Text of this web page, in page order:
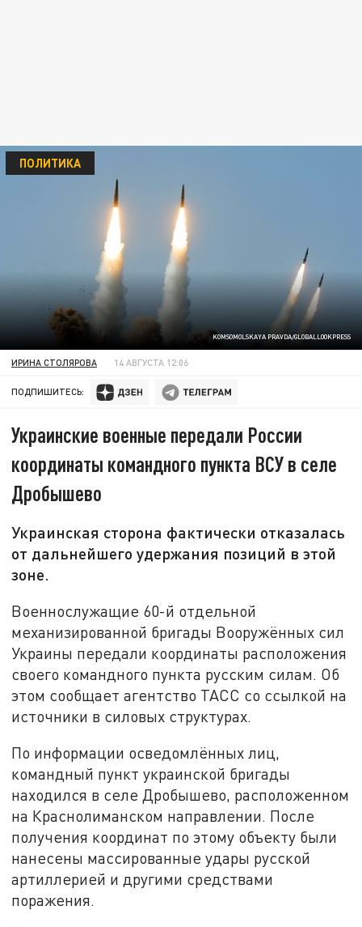
KOMSOMOLSKAYA PRAVDA/GLOBALLOOKPRESS
ПОЛИТИКА
ИРИНА СТОЛЯРОВА 14 АВГУСТА 12:06
ПОДПИШИТЕСЬ:
Украинские военные передали России
координаты командного пункта ВСУ в селе
Дробышево
Украинская сторона фактически отказалась
от дальнейшего удержания позиций в этой
зоне.
Военнослужащие 60-й отдельной
механизированной бригады Вооружённых сил
Украины передали координаты расположения
своего командного пункта русским силам. Об
этом сообщает агентство ТАСС со ссылкой на
источники в силовых структурах.
По информации осведомлённых лиц,
командный пункт украинской бригады
находился в селе Дробышево, расположенном
на Краснолиманском направлении. После
получения координат по этому объекту были
нанесены массированные удары русской
артиллерией и другими средствами
поражения.